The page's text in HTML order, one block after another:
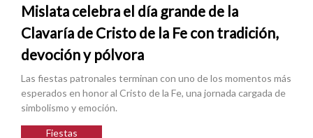
Mislata celebra el día grande de la
Clavaría de Cristo de la Fe con tradición,
devoción y pólvora
Las fiestas patronales terminan con uno de los momentos más
esperados en honor al Cristo de la Fe, una jornada cargada de
simbolismo y emoción.
Fiestas